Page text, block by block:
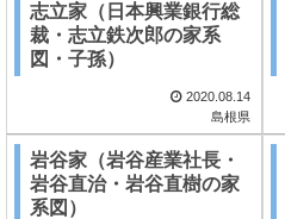
志立家（日本興業銀行総
裁・志立鉄次郎の家系
図・子孫）
2020.08.14
島根県
岩谷家（岩谷産業社長・
岩谷直治・岩谷直樹の家
系図）